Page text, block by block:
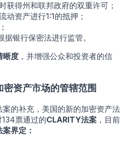
获得州和联邦政府的双重许可；
动资产进行1:1的抵押；
据银行保密法进行监管。
晰度 ，并增强公众和投资者的信
资产市场的管辖范围
的补充，美国的新的加密资产法
票通过的CLARITY法案 ，目前
案界定：